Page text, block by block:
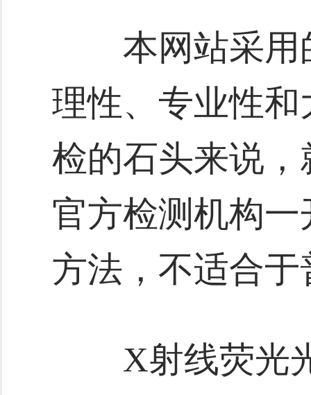
本网站采用
理性、专业性
检的石头来说
官方检测机构
方法，不适合
X射线荧光光